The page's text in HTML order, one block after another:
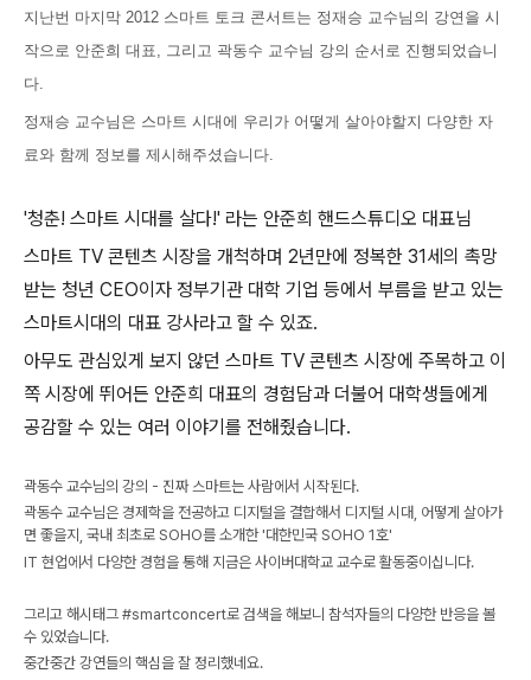
지난번 마지막 2012 스마트 토크 콘서트는 정재승 교수님의 강연을 시
작으로 안준희 대표, 그리고 곽동수 교수님 강의 순서로 진행되었습니
다.
정재승 교수님은 스마트 시대에 우리가 어떻게 살아야할지 다양한 자
료와 함께 정보를 제시해주셨습니다.
'청춘! 스마트 시대를 살다!' 라는 안준희 핸드스튜디오 대표님
스마트 TV 콘텐츠 시장을 개척하며 2년만에 정복한 31세의 촉망
받는 청년 CEO이자 정부기관 대학 기업 등에서 부름을 받고 있는
스마트시대의 대표 강사라고 할 수 있죠.
아무도 관심있게 보지 않던 스마트 TV 콘텐츠 시장에 주목하고 이
쪽 시장에 뛰어든 안준희 대표의 경험담과 더불어 대학생들에게
공감할 수 있는 여러 이야기를 전해줬습니다.
곽동수 교수님의 강의 - 진짜 스마트는 사람에서 시작된다.
곽동수 교수님은 경제학을 전공하고 디지털을 결합해서 디지털 시대, 어떻게 살아가
면 좋을지, 국내 최초로 SOHO를 소개한 '대한민국 SOHO 1호'
IT 현업에서 다양한 경험을 통해 지금은 사이버대학교 교수로 활동중이십니다.
그리고 해시태그 #smartconcert로 검색을 해보니 참석자들의 다양한 반응을 볼
수 있었습니다.
중간중간 강연들의 핵심을 잘 정리했네요.